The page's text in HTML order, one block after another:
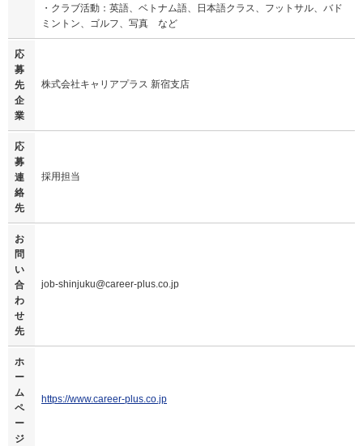
・クラブ活動：英語、ベトナム語、日本語クラス、フットサル、バド
ミントン、ゴルフ、写真 など
応
募
先
企
業
株式会社キャリアプラス 新宿支店
応
募
連
絡
先
採用担当
お
問
い
合
わ
せ
先
job-shinjuku@career-plus.co.jp
ホ
ー
ム
ペ
ー
ジ
https://www.career-plus.co.jp